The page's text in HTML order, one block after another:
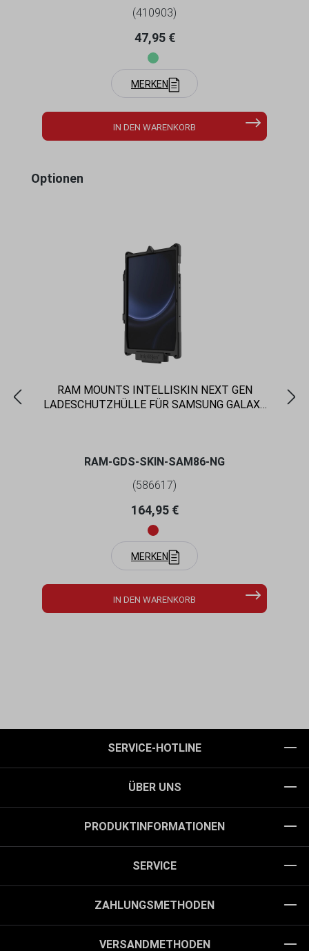
(410903)
Regulärer Preis:
47,95 €
MERKEN
IN DEN WARENKORB
Produktgalerie überspringen
Optionen
RAM MOUNTS INTELLISKIN NEXT GEN
LADESCHUTZHÜLLE FÜR SAMSUNG GALAXY
RAM-GDS-SKIN-SAM86-NG
(586617)
Regulärer Preis:
164,95 €
MERKEN
IN DEN WARENKORB
SERVICE-HOTLINE
ÜBER UNS
PRODUKTINFORMATIONEN
SERVICE
ZAHLUNGSMETHODEN
VERSANDMETHODEN